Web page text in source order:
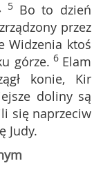
5 Bo to dzień
przez
Widzenia ktoś
górze. 6 Elam
konie, Kir
doliny są
się naprzeciw
Judy.